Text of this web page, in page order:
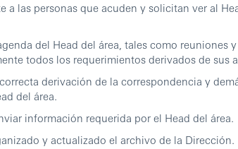
a las personas que acuden y solicitan ver al
del Head del área, tales como reuniones y
todos los requerimientos derivados de sus
derivación de la correspondencia y
del área.
requerida por el Head del área.
y actualizado el archivo de la Dirección.